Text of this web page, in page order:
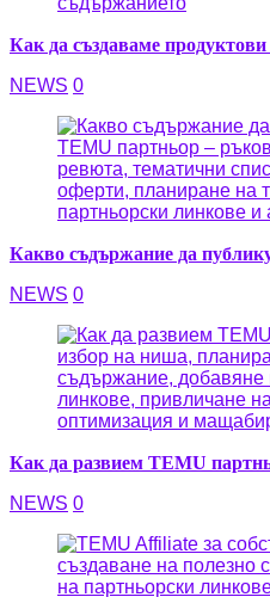
Как да създаваме
NEWS 0
Какво съдържание да
NEWS 0
Как да развием TEMU
NEWS 0